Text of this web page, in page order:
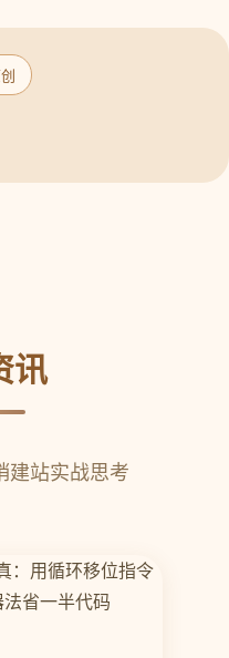
讯
建站实战思考